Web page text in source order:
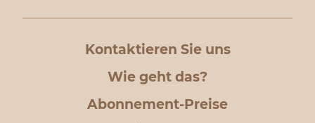
Kontaktieren Sie uns
Wie geht das?
Abonnement-Preise